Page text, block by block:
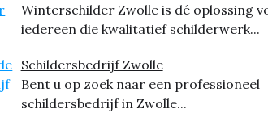
Winterschilder Zwolle is dé oplossing
iedereen die kwalitatief schilderwerk...
Schildersbedrijf Zwolle
Bent u op zoek naar een professioneel
schildersbedrijf in Zwolle...